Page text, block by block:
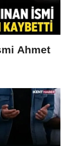
Ahmet